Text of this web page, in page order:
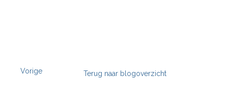
Vorige Terug naar blogoverzicht